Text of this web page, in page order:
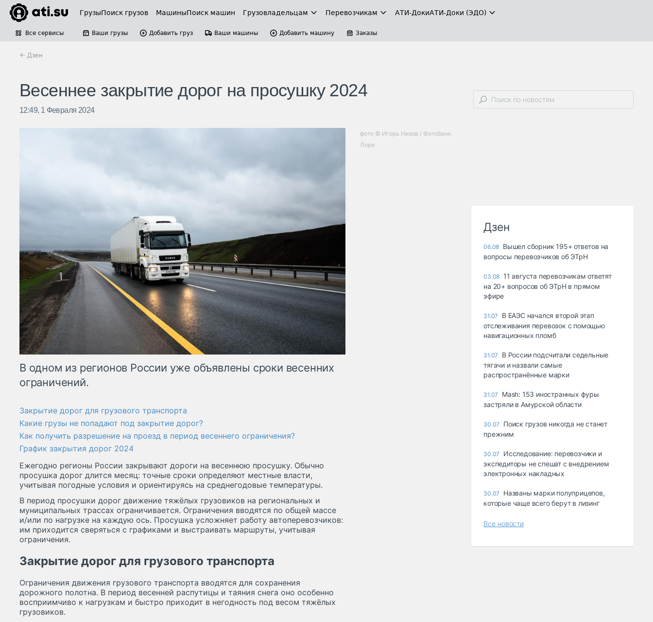
ГрузыПоиск грузов МашиныПоиск машин Грузовладельцам Перевозчикам АТИ-ДокиАТИ-Доки (ЭДО)
Все сервисы Ваши грузы Добавить груз Ваши машины Добавить машину Заказы
← Дзен
Весеннее закрытие дорог на просушку 2024
12:49, 1 Февраля 2024
фото © Игорь Низов / Фотобанк
Лори
В одном из регионов России уже объявлены сроки весенних
ограничений.
Закрытие дорог для грузового транспорта
Какие грузы не попадают под закрытие дорог?
Как получить разрешение на проезд в период весеннего ограничения?
График закрытия дорог 2024
Ежегодно регионы России закрывают дороги на весеннюю просушку. Обычно
просушка дорог длится месяц: точные сроки определяют местные власти,
учитывая погодные условия и ориентируясь на среднегодовые температуры.
В период просушки дорог движение тяжёлых грузовиков на региональных и
муниципальных трассах ограничивается. Ограничения вводятся по общей массе
и/или по нагрузке на каждую ось. Просушка усложняет работу автоперевозчиков:
им приходится сверяться с графиками и выстраивать маршруты, учитывая
ограничения.
Закрытие дорог для грузового транспорта
Ограничения движения грузового транспорта вводятся для сохранения
дорожного полотна. В период весенней распутицы и таяния снега оно особенно
восприимчиво к нагрузкам и быстро приходит в негодность под весом тяжёлых
грузовиков.
Дзен
06.08 Вышел сборник 195+ ответов на
вопросы перевозчиков об ЭТрН
03.08 11 августа перевозчикам ответят
на 20+ вопросов об ЭТрН в прямом
эфире
31.07
В ЕАЭС начался второй этап
отслеживания перевозок с помощью
навигационных пломб
31.07
В России подсчитали седельные
тягачи и назвали самые
распространённые марки
31.07
Mash: 153 иностранных фуры
застряли в Амурской области
30.07
Поиск грузов никогда не станет
прежним
30.07
Исследование: перевозчики и
экспедиторы не спешат с внедрением
электронных накладных
30.07
Названы марки полуприцепов,
которые чаще всего берут в лизинг
Все новости